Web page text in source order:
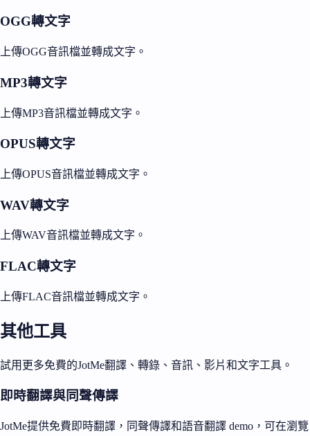
OGG轉文字
上傳OGG音訊檔並轉成文字。
MP3轉文字
上傳MP3音訊檔並轉成文字。
OPUS轉文字
上傳OPUS音訊檔並轉成文字。
WAV轉文字
上傳WAV音訊檔並轉成文字。
FLAC轉文字
上傳FLAC音訊檔並轉成文字。
其他工具
試用更多免費的JotMe翻譯、轉錄、音訊、影片和文字工具。
即時翻譯與同聲傳譯
JotMe提供免費即時翻譯，同聲傳譯和語音翻譯 demo，可在瀏覽